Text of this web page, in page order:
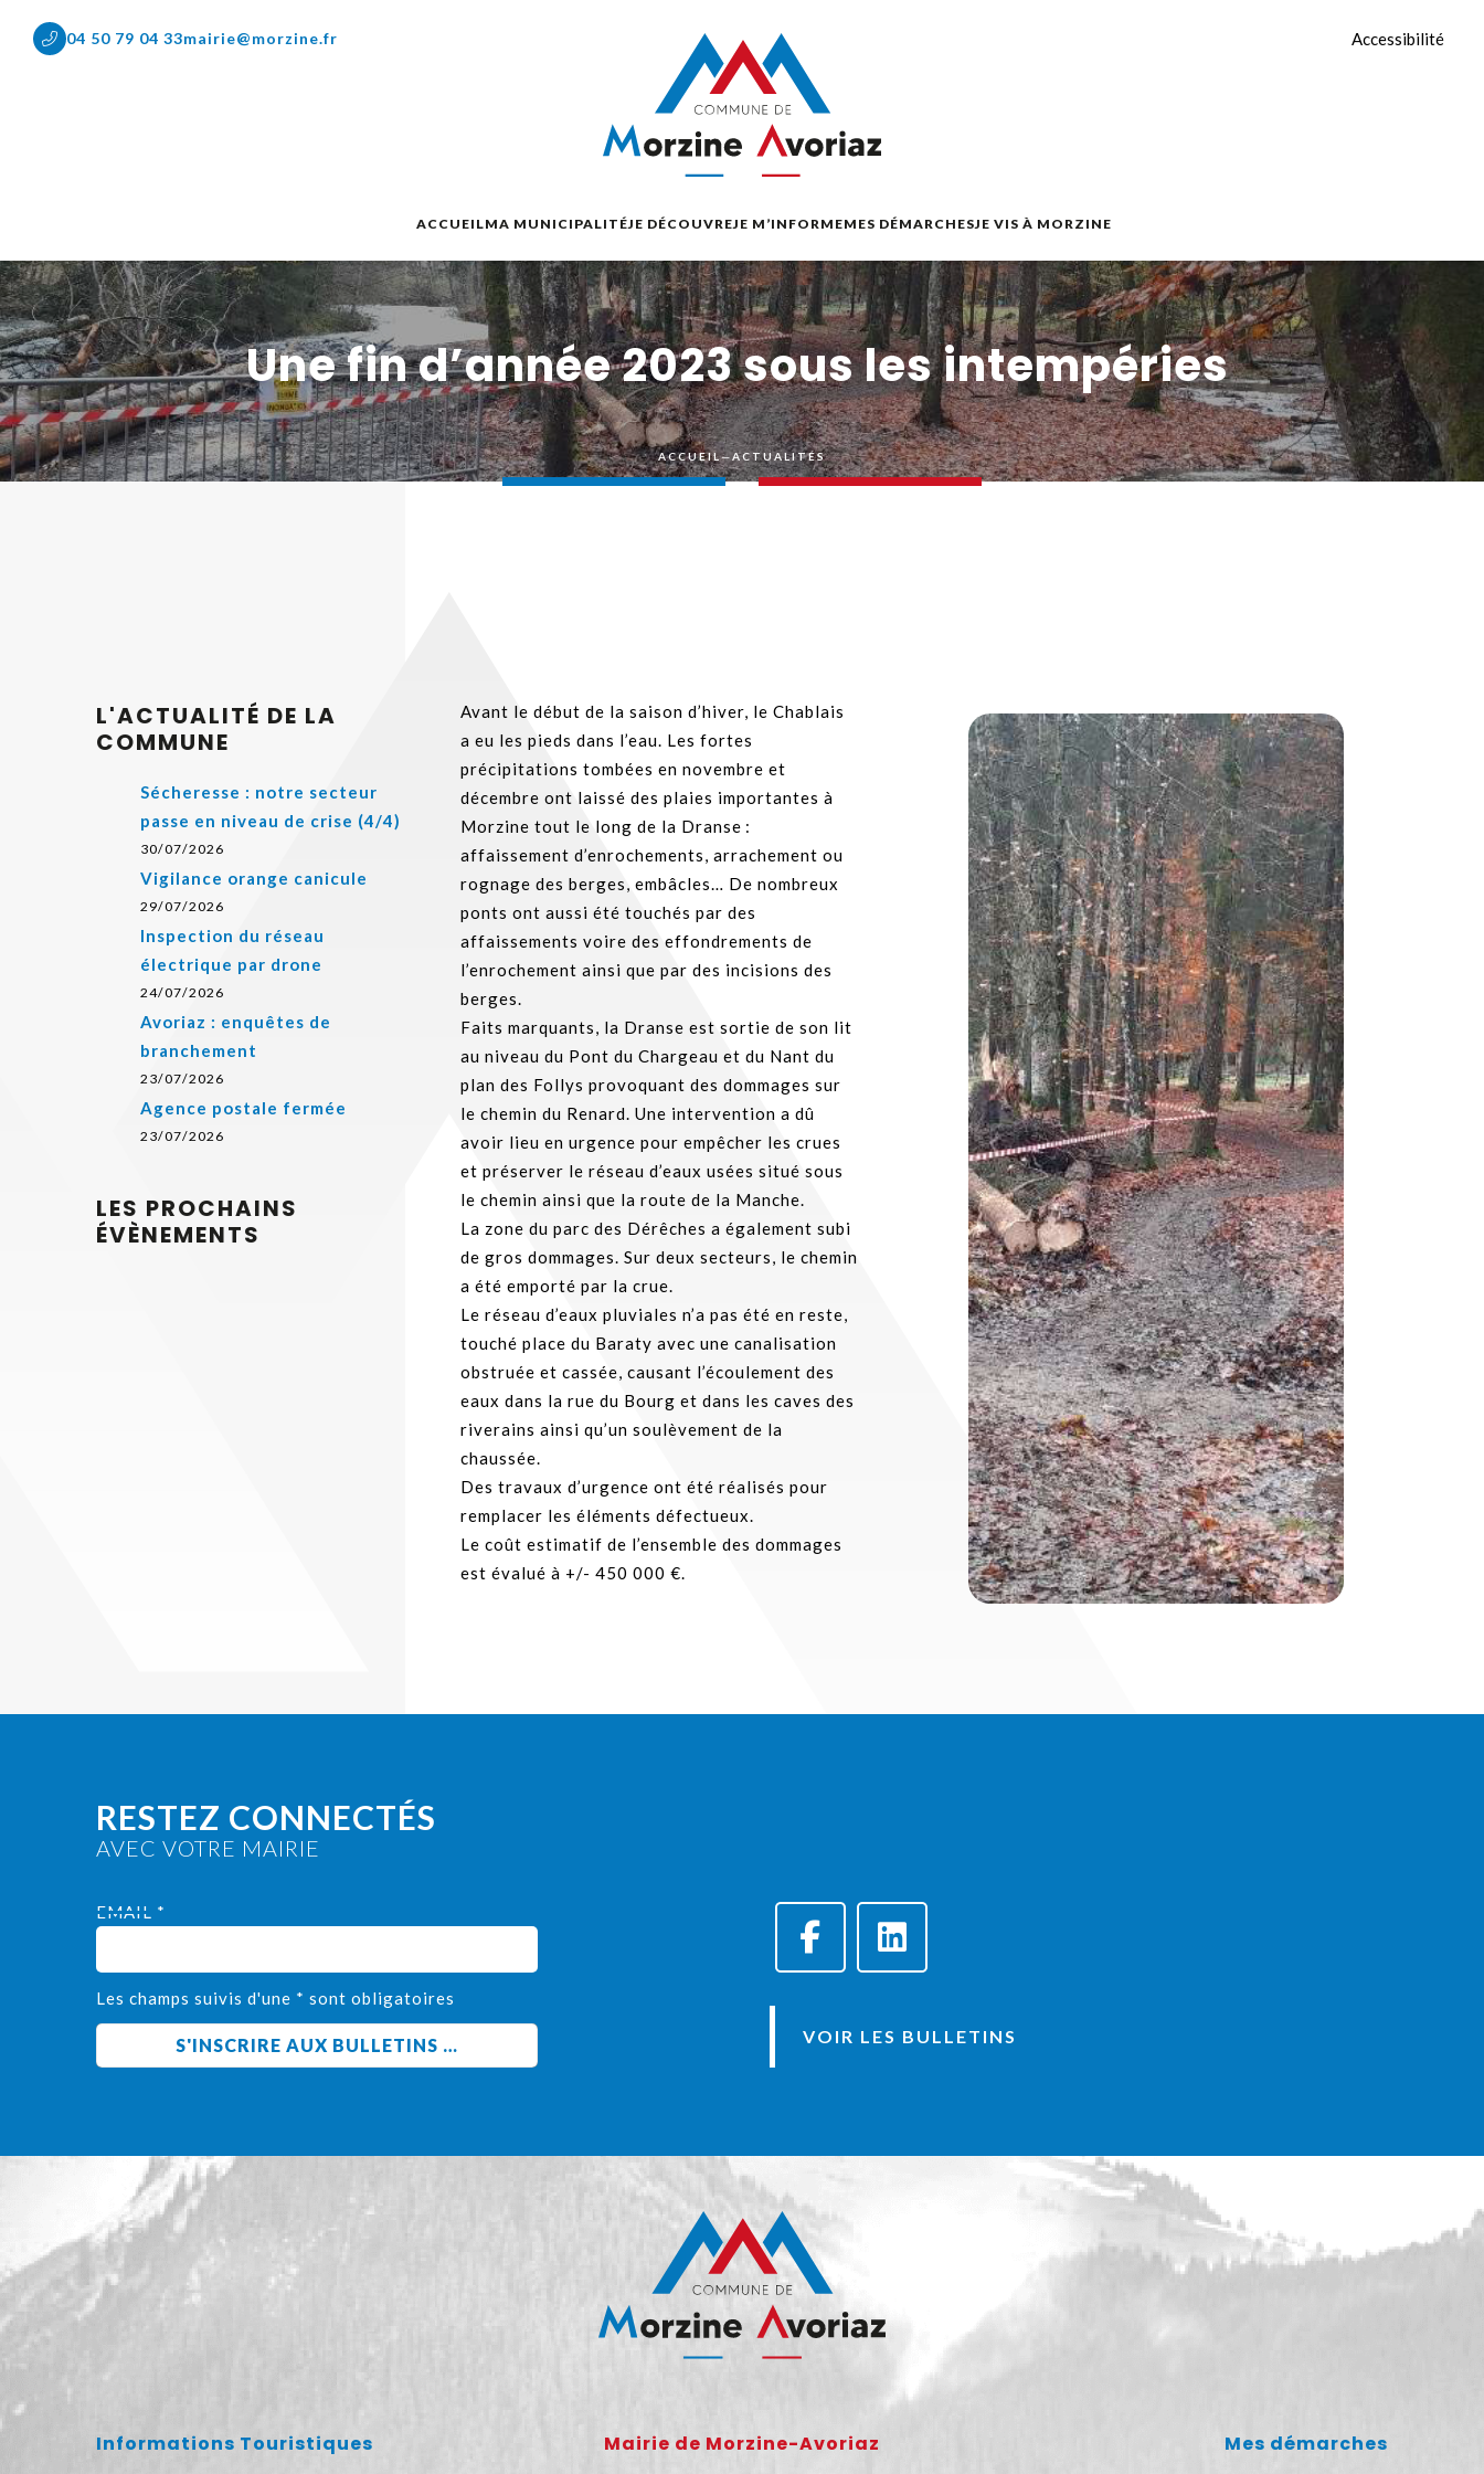
04 50 79 04 33mairie@morzine.fr Accessibilité
ACCUEILMA MUNICIPALITÉJE DÉCOUVREJE M’INFORMEMES DÉMARCHESJE VIS À MORZINE
Une fin d’année 2023 sous les intempéries
ACCUEIL—ACTUALITÉS
Avant le début de la saison d’hiver, le Chablais
a eu les pieds dans l’eau. Les fortes
précipitations tombées en novembre et
décembre ont laissé des plaies importantes à
Morzine tout le long de la Dranse :
affaissement d’enrochements, arrachement ou
rognage des berges, embâcles… De nombreux
ponts ont aussi été touchés par des
affaissements voire des effondrements de
l’enrochement ainsi que par des incisions des
berges.
Faits marquants, la Dranse est sortie de son lit
au niveau du Pont du Chargeau et du Nant du
plan des Follys provoquant des dommages sur
le chemin du Renard. Une intervention a dû
avoir lieu en urgence pour empêcher les crues
et préserver le réseau d’eaux usées situé sous
le chemin ainsi que la route de la Manche.
La zone du parc des Dérêches a également subi
de gros dommages. Sur deux secteurs, le chemin
a été emporté par la crue.
Le réseau d’eaux pluviales n’a pas été en reste,
touché place du Baraty avec une canalisation
obstruée et cassée, causant l’écoulement des
eaux dans la rue du Bourg et dans les caves des
riverains ainsi qu’un soulèvement de la
chaussée.
Des travaux d’urgence ont été réalisés pour
remplacer les éléments défectueux.
Le coût estimatif de l’ensemble des dommages
est évalué à +/- 450 000 €.
L'ACTUALITÉ DE LA
COMMUNE
Sécheresse : notre secteur
passe en niveau de crise (4/4)
30/07/2026
Vigilance orange canicule
29/07/2026
Inspection du réseau
électrique par drone
24/07/2026
Avoriaz : enquêtes de
branchement
23/07/2026
Agence postale fermée
23/07/2026
LES PROCHAINS
ÉVÈNEMENTS
RESTEZ CONNECTÉS
AVEC VOTRE MAIRIE
EMAIL *
Les champs suivis d'une * sont obligatoires
VOIR LES BULLETINS
Informations Touristiques Mairie de Morzine-Avoriaz Mes démarches